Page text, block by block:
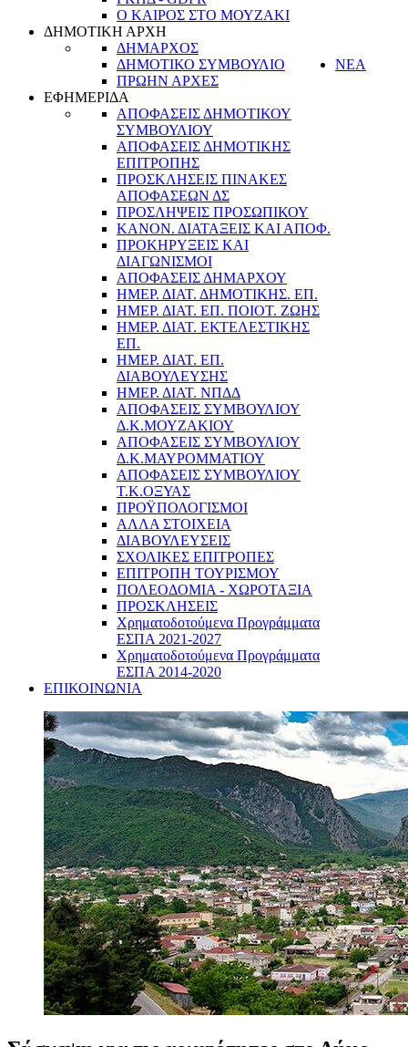
Ο ΚΑΙΡΟΣ ΣΤΟ ΜΟΥΖΑΚΙ
ΔΗΜΟΤΙΚΗ ΑΡΧΗ
ΔΗΜΑΡΧΟΣ
ΔΗΜΟΤΙΚΟ ΣΥΜΒΟΥΛΙΟ
ΠΡΩΗΝ ΑΡΧΕΣ
ΝΕΑ
ΕΦΗΜΕΡΙΔΑ
ΑΠΟΦΑΣΕΙΣ ΔΗΜΟΤΙΚΟΥ
ΣΥΜΒΟΥΛΙΟΥ
ΑΠΟΦΑΣΕΙΣ ΔΗΜΟΤΙΚΗΣ
ΕΠΙΤΡΟΠΗΣ
ΠΡΟΣΚΛΗΣΕΙΣ ΠΙΝΑΚΕΣ
ΑΠΟΦΑΣΕΩΝ ΔΣ
ΠΡΟΣΛΗΨΕΙΣ ΠΡΟΣΩΠΙΚΟΥ
ΚΑΝΟΝ. ΔΙΑΤΑΞΕΙΣ ΚΑΙ ΑΠΟΦ.
ΠΡΟΚΗΡΥΞΕΙΣ ΚΑΙ
ΔΙΑΓΩΝΙΣΜΟΙ
ΑΠΟΦΑΣΕΙΣ ΔΗΜΑΡΧΟΥ
ΗΜΕΡ. ΔΙΑΤ. ΔΗΜΟΤΙΚΗΣ. ΕΠ.
ΗΜΕΡ. ΔΙΑΤ. ΕΠ. ΠΟΙOΤ. ΖΩΗΣ
ΗΜΕΡ. ΔΙΑΤ. ΕΚΤΕΛΕΣΤΙΚΗΣ
ΕΠ.
ΗΜΕΡ. ΔΙΑΤ. ΕΠ.
ΔΙΑΒΟΥΛΕΥΣΗΣ
ΗΜΕΡ. ΔΙΑΤ. ΝΠΔΔ
ΑΠΟΦΑΣΕΙΣ ΣΥΜΒΟΥΛΙΟΥ
Δ.Κ.ΜΟΥΖΑΚΙΟΥ
ΑΠΟΦΑΣΕΙΣ ΣΥΜΒΟΥΛΙΟΥ
Δ.Κ.ΜΑΥΡΟΜΜΑΤΙΟΥ
ΑΠΟΦΑΣΕΙΣ ΣΥΜΒΟΥΛΙΟΥ
Τ.Κ.ΟΞΥΑΣ
ΠΡΟΫΠΟΛΟΓΙΣΜΟΙ
ΑΛΛΑ ΣΤΟΙΧΕΙΑ
ΔΙΑΒΟΥΛΕΥΣΕΙΣ
ΣΧΟΛΙΚΕΣ ΕΠΙΤΡΟΠΕΣ
ΕΠΙΤΡΟΠΗ ΤΟΥΡΙΣΜΟΥ
ΠΟΛΕΟΔΟΜΙΑ - ΧΩΡΟΤΑΞΙΑ
ΠΡΟΣΚΛΗΣΕΙΣ
Χρηματοδοτούμενα Προγράμματα
ΕΣΠΑ 2021-2027
Χρηματοδοτούμενα Προγράμματα
ΕΣΠΑ 2014-2020
ΕΠΙΚΟΙΝΩΝΙΑ